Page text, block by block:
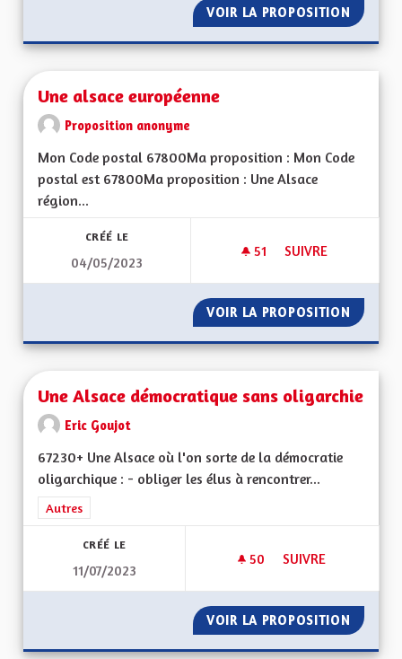
VOIR LA PROPOSITION UNE
Une alsace européenne
Proposition anonyme
Mon Code postal 67800Ma proposition : Mon Code
postal est 67800Ma proposition : Une Alsace
région...
CRÉÉ LE
04/05/2023
51 51 ABONNÉS
SUIVRE
VOIR LA PROPOSITION UNE
Une Alsace démocratique sans oligarchie
Eric Goujot
67230+ Une Alsace où l'on sorte de la démocratie
oligarchique : - obliger les élus à rencontrer...
Filtrer les résultats de la catégorie : Autres
Autres
CRÉÉ LE
11/07/2023
50 50 ABONNÉS
SUIVRE
VOIR LA PROPOSITION UNE